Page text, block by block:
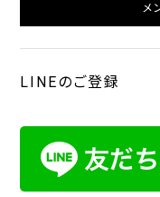
メ
LINEのご登録